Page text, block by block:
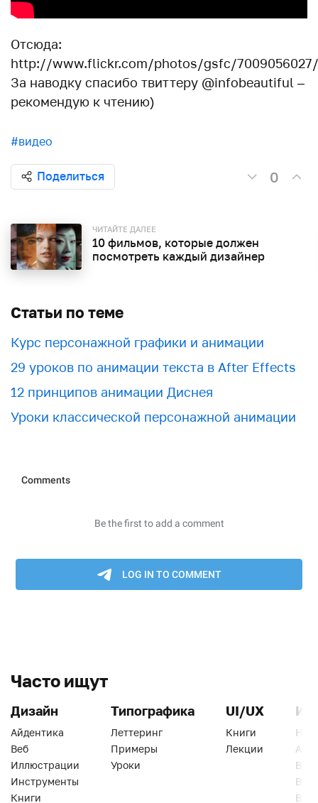
Отсюда:
http://www.flickr.com/photos/gsfc/7009056027/
За наводку спасибо твиттеру @infobeautiful –
рекомендую к чтению)
#видео
Поделиться 0
ЧИТАЙТЕ ДАЛЕЕ
10 фильмов, которые должен
посмотреть каждый дизайнер
Статьи по теме
Курс персонажной графики и анимации
29 уроков по анимации текста в After Effects
12 принципов анимации Диснея
Уроки классической персонажной анимации
Часто ищут
Дизайн
Айдентика
Веб
Иллюстрации
Инструменты
Книги
Типографика
Леттеринг
Примеры
Уроки
UI/UX
Книги
Лекции
Веб